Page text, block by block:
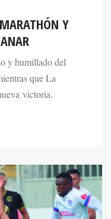
Y
y humillado del
que La
victoria.